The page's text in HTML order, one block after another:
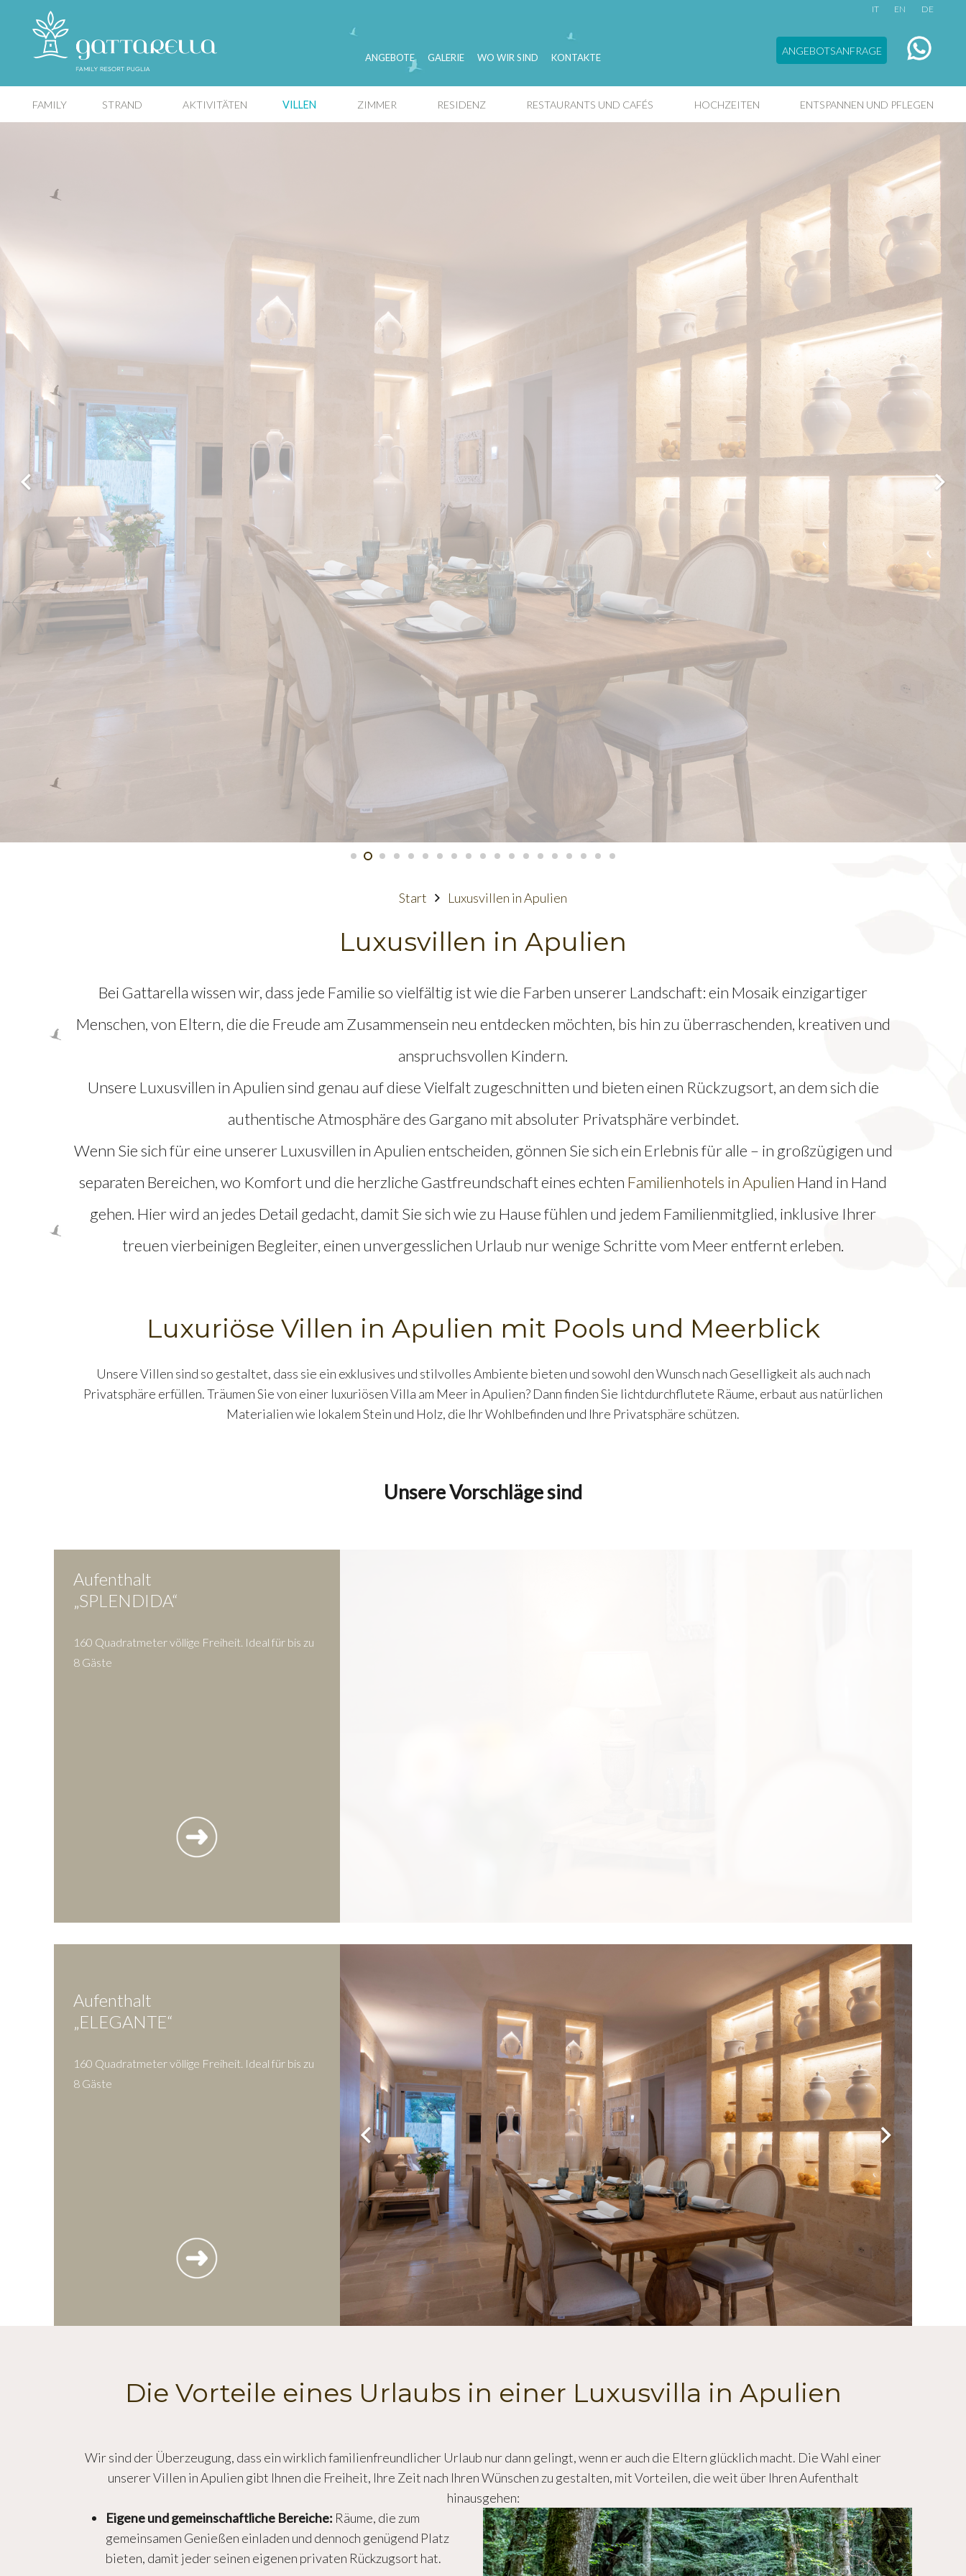
IT EN DE
ANGEBOTE GALERIE WO WIR SIND KONTAKTE
ANGEBOTSANFRAGE
FAMILY STRAND AKTIVITÄTEN VILLEN ZIMMER RESIDENZ RESTAURANTS UND CAFÉS HOCHZEITEN ENTSPANNEN UND PFLEGEN
Start Luxusvillen in Apulien
Luxusvillen in Apulien
Bei Gattarella wissen wir, dass jede Familie so vielfältig ist wie die Farben unserer Landschaft: ein Mosaik einzigartiger
Menschen, von Eltern, die die Freude am Zusammensein neu entdecken möchten, bis hin zu überraschenden, kreativen und
anspruchsvollen Kindern.
Unsere Luxusvillen in Apulien sind genau auf diese Vielfalt zugeschnitten und bieten einen Rückzugsort, an dem sich die
authentische Atmosphäre des Gargano mit absoluter Privatsphäre verbindet.
Wenn Sie sich für eine unserer Luxusvillen in Apulien entscheiden, gönnen Sie sich ein Erlebnis für alle – in großzügigen und
separaten Bereichen, wo Komfort und die herzliche Gastfreundschaft eines echten Familienhotels in Apulien Hand in Hand
gehen. Hier wird an jedes Detail gedacht, damit Sie sich wie zu Hause fühlen und jedem Familienmitglied, inklusive Ihrer
treuen vierbeinigen Begleiter, einen unvergesslichen Urlaub nur wenige Schritte vom Meer entfernt erleben.
Luxuriöse Villen in Apulien mit Pools und Meerblick
Unsere Villen sind so gestaltet, dass sie ein exklusives und stilvolles Ambiente bieten und sowohl den Wunsch nach Geselligkeit als auch nach
Privatsphäre erfüllen. Träumen Sie von einer luxuriösen Villa am Meer in Apulien? Dann finden Sie lichtdurchflutete Räume, erbaut aus natürlichen
Materialien wie lokalem Stein und Holz, die Ihr Wohlbefinden und Ihre Privatsphäre schützen.
Unsere Vorschläge sind
Aufenthalt
„SPLENDIDA“
160 Quadratmeter völlige Freiheit. Ideal für bis zu
8 Gäste
Aufenthalt
„ELEGANTE“
160 Quadratmeter völlige Freiheit. Ideal für bis zu
8 Gäste
Die Vorteile eines Urlaubs in einer Luxusvilla in Apulien
Wir sind der Überzeugung, dass ein wirklich familienfreundlicher Urlaub nur dann gelingt, wenn er auch die Eltern glücklich macht. Die Wahl einer
unserer Villen in Apulien gibt Ihnen die Freiheit, Ihre Zeit nach Ihren Wünschen zu gestalten, mit Vorteilen, die weit über Ihren Aufenthalt
hinausgehen:
Eigene und gemeinschaftliche Bereiche: Räume, die zum
gemeinsamen Genießen einladen und dennoch genügend Platz
bieten, damit jeder seinen eigenen privaten Rückzugsort hat.